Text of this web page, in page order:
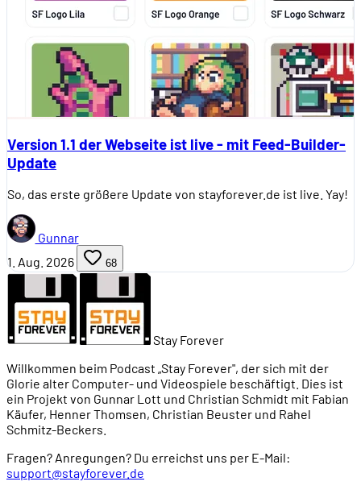
Version 1.1 der Webseite ist live - mit Feed-Builder-
Update
So, das erste größere Update von stayforever.de ist live. Yay!
Gunnar
1. Aug. 2026
68
Stay Forever
Willkommen beim Podcast „Stay Forever", der sich mit der
Glorie alter Computer- und Videospiele beschäftigt. Dies ist
ein Projekt von Gunnar Lott und Christian Schmidt mit Fabian
Käufer, Henner Thomsen, Christian Beuster und Rahel
Schmitz-Beckers.
Fragen? Anregungen? Du erreichst uns per E-Mail:
support@stayforever.de